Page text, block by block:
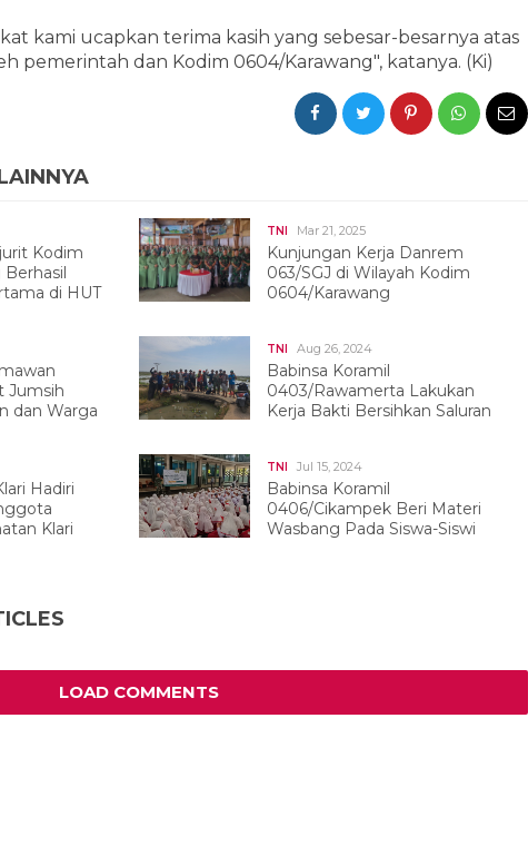
kami ucapkan terima kasih yang sebesar-besarnya atas
pemerintah dan Kodim 0604/Karawang", katanya. (Ki)
Kodim
di HUT
TNI Mar 21, 2025
Kunjungan Kerja Danrem
063/SGJ di Wilayah Kodim
0604/Karawang
Jumsih
dan Warga
TNI Aug 26, 2024
Babinsa Koramil
0403/Rawamerta Lakukan
Kerja Bakti Bersihkan Saluran
Hadiri
Klari
TNI Jul 15, 2024
Babinsa Koramil
0406/Cikampek Beri Materi
Wasbang Pada Siswa-Siswi
LOAD COMMENTS